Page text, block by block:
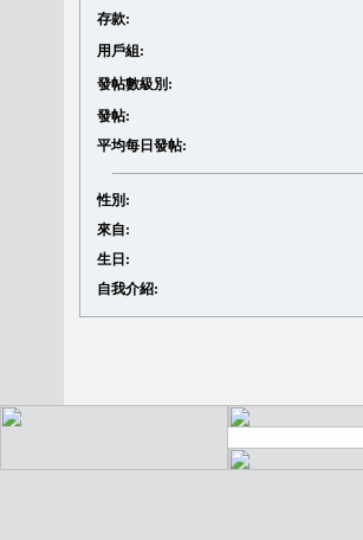
存款:
用戶組:
發帖數級別:
發帖:
平均每日發帖:
性別:
來自:
生日:
自我介紹: